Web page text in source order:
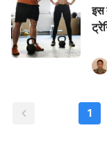
इस
1